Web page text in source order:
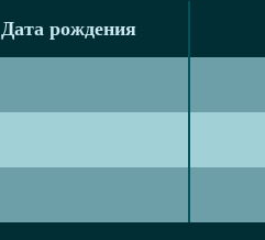
Дата рождения
Дата рождения